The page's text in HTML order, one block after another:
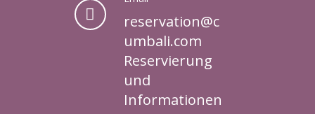
reservation@c
umbali.com
Reservierung
und
Informationen